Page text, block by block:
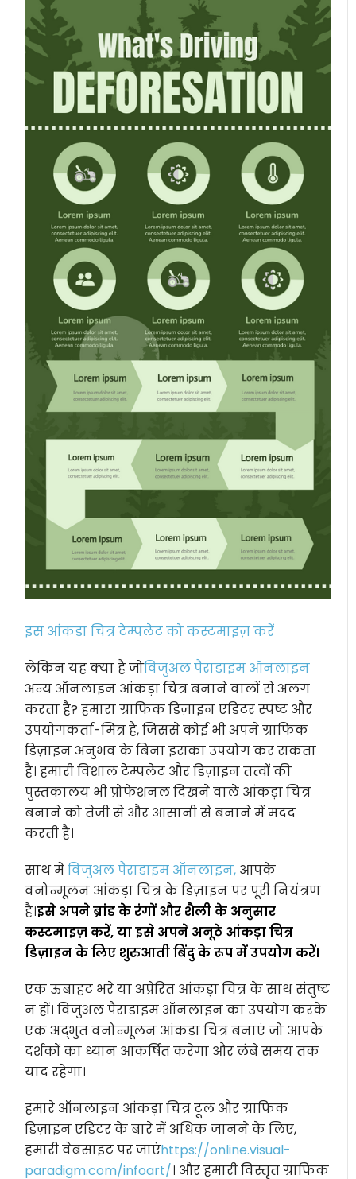
इस आंकड़ा चित्र टेम्पलेट को कस्टमाइज़ करें
लेकिन यह क्या है जोविजुअल पैराडाइम ऑनलाइन
अन्य ऑनलाइन आंकड़ा चित्र बनाने वालों से अलग
करता है? हमारा ग्राफिक डिज़ाइन एडिटर स्पष्ट और
उपयोगकर्ता-मित्र है, जिससे कोई भी अपने ग्राफिक
डिज़ाइन अनुभव के बिना इसका उपयोग कर सकता
है। हमारी विशाल टेम्पलेट और डिज़ाइन तत्वों की
पुस्तकालय भी प्रोफेशनल दिखने वाले आंकड़ा चित्र
बनाने को तेजी से और आसानी से बनाने में मदद
करती है।
साथ मेंविजुअल पैराडाइम ऑनलाइन, आपके
वनोन्मूलन आंकड़ा चित्र के डिज़ाइन पर पूरी नियंत्रण
है।इसे अपने ब्रांड के रंगों और शैली के अनुसार
कस्टमाइज़ करें, या इसे अपने अनूठे आंकड़ा चित्र
डिज़ाइन के लिए शुरुआती बिंदु के रूप में उपयोग करें।
एक ऊबाहट भरे या अप्रेरित आंकड़ा चित्र के साथ संतुष्ट
न हों। विजुअल पैराडाइम ऑनलाइन का उपयोग करके
एक अद्भुत वनोन्मूलन आंकड़ा चित्र बनाएं जो आपके
दर्शकों का ध्यान आकर्षित करेगा और लंबे समय तक
याद रहेगा।
हमारे ऑनलाइन आंकड़ा चित्र टूल और ग्राफिक
डिज़ाइन एडिटर के बारे में अधिक जानने के लिए,
हमारी वेबसाइट पर जाएंhttps://online.visual-
paradigm.com/infoart/। और हमारी विस्तृत ग्राफिक